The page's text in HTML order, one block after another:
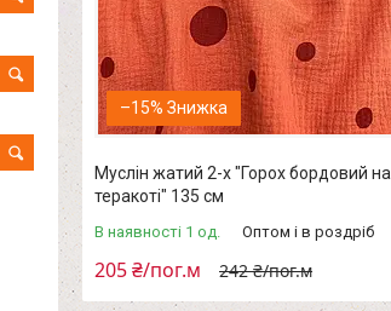
–15%
Муслін жатий 2-х "Горох бордовий на
теракоті" 135 см
В наявності 1 од. Оптом і в роздріб
242 ₴/пог.м
205 ₴/пог.м